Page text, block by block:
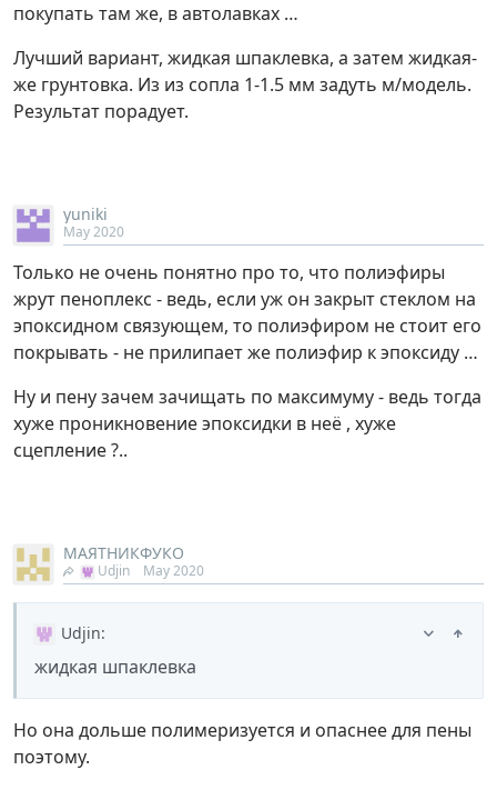
покупать там же, в автолавках …
Лучший вариант, жидкая шпаклевка, а затем жидкая-
же грунтовка. Из из сопла 1-1.5 мм задуть м/модель.
Результат порадует.
yuniki
May 2020
Только не очень понятно про то, что полиэфиры
жрут пеноплекс - ведь, если уж он закрыт стеклом на
эпоксидном связующем, то полиэфиром не стоит его
покрывать - не прилипает же полиэфир к эпоксиду …
Ну и пену зачем зачищать по максимуму - ведь тогда
хуже проникновение эпоксидки в неё , хуже
сцепление ?..
МАЯТНИКФУКО
Udjin May 2020
Udjin:
жидкая шпаклевка
Но она дольше полимеризуется и опаснее для пены
поэтому.